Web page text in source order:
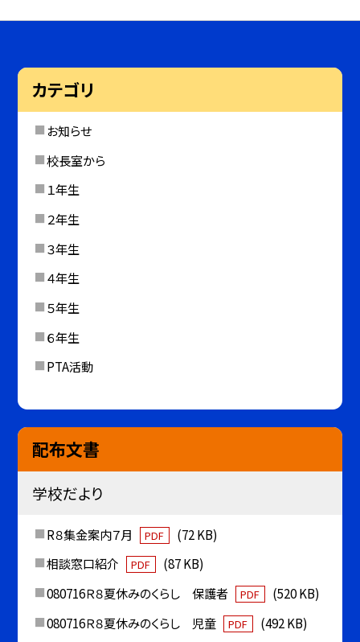
カテゴリ
お知らせ
校長室から
１年生
２年生
３年生
４年生
５年生
６年生
PTA活動
配布文書
学校だより
R８集金案内７月 PDF
(72 KB)
相談窓口紹介
PDF
(87 KB)
080716Ｒ８夏休みのくらし 保護者
PDF
(520 KB)
080716Ｒ８夏休みのくらし 児童
PDF
(492 KB)